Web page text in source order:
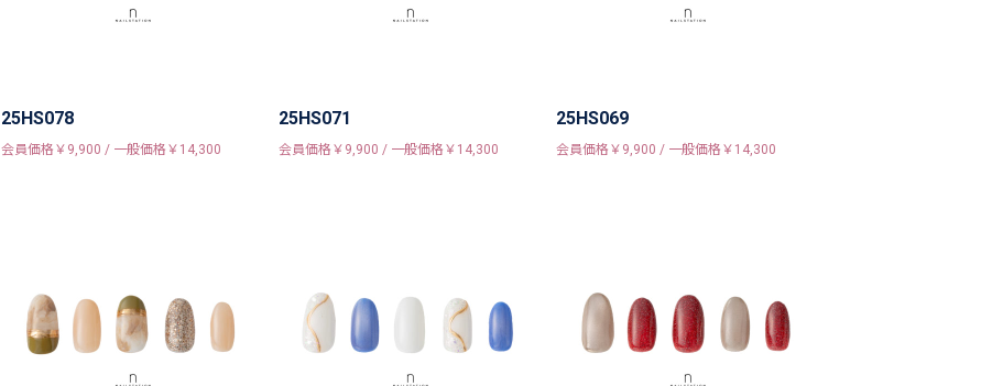
25HS078
会員価格￥9,900 / 一般価格￥14,300
25HS071
会員価格￥9,900 / 一般価格￥14,300
25HS069
会員価格￥9,900 / 一般価格￥14,300